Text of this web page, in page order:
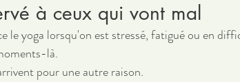
à ceux qui vont mal
le yoga lorsqu'on est stressé, fatigué ou en
là.
pour une autre raison.